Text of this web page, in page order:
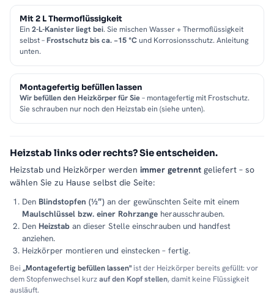
Mit 2 L Thermoflüssigkeit
Ein 2-L-Kanister liegt bei. Sie mischen Wasser + Thermoflüssigkeit
selbst –Frostschutz bis ca. −15 °Cund Korrosionsschutz. Anleitung
unten.
Montagefertig befüllen lassen
Wir befüllen den Heizkörper für Sie– montagefertig mit Frostschutz.
Sie schrauben nur noch den Heizstab ein (siehe unten).
Heizstab links oder rechts? Sie entscheiden.
Heizstab und Heizkörper werden immer getrennt geliefert – so
wählen Sie zu Hause selbst die Seite:
Den Blindstopfen (½″) an der gewünschten Seite mit einem
Maulschlüssel bzw. einer Rohrzange herausschrauben.
Den Heizstab an dieser Stelle einschrauben und handfest
anziehen.
Heizkörper montieren und einstecken – fertig.
Bei „Montagefertig befüllen lassen"ist der Heizkörper bereits gefüllt: vor
dem Stopfenwechsel kurzauf den Kopf stellen, damit keine Flüssigkeit
ausläuft.